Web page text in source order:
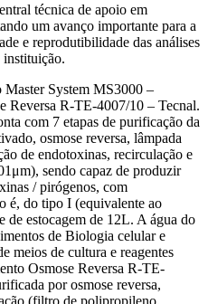
técnica de apoio em
um avanço importante para a
e reprodutibilidade das análises
instituição.
Master System MS3000 –
Reversa R-TE-4007/10 – Tecnal.
com 7 etapas de purificação da
osmose reversa, lâmpada
de endotoxinas, recirculação e
sendo capaz de produzir
/ pirógenos, com
é, do tipo I (equivalente ao
estocagem de 12L. A água do
de Biologia celular e
meios de cultura e reagentes
Osmose Reversa R-TE-
por osmose reversa,
(filtro de polipropileno,